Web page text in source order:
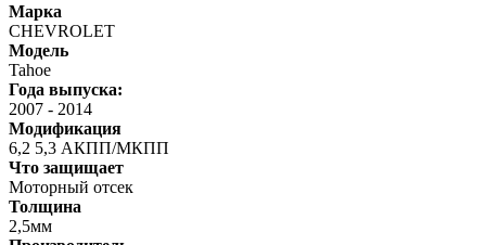
Марка
CHEVROLET
Модель
Tahoe
Года выпуска:
2007 - 2014
Модификация
6,2 5,3 АКПП/МКПП
Что защищает
Моторный отсек
Толщина
2,5мм